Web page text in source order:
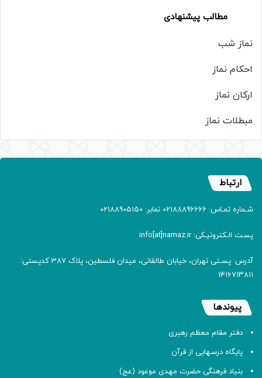
مطالب پیشنهادی
نماز شب
احکام نماز
ارکان نماز
مبطلات نماز
ارتباط
شـماره تمـاس: 02188896666 نمابر: 02188905150
پسـت الـکترونیـکی: info[at]namaz.ir
آدرس: پسـتی تهران، خیابان طالقانی، میدان فلسطین، پلاک 387 کدپستی:
۱۴۱۶۷۱۳۸۱۱
پیوندها
دفتر مقام معظم رهبری
پایگاه درسهایی از قرآن
بنیاد فرهنگی حضرت مهدی موعود (عج)